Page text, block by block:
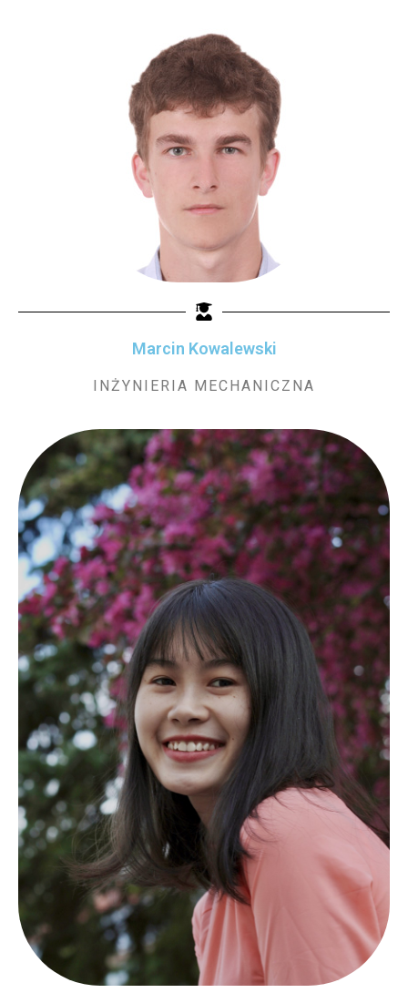
Marcin Kowalewski
INŻYNIERIA MECHANICZNA